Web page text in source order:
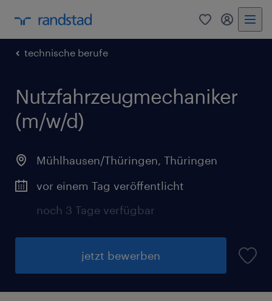
0 Mein
technische berufe
Nutzfahrzeugmechaniker
(m/w/d)
Mühlhausen/Thüringen, Thüringen
vor einem Tag veröffentlicht
noch 3 Tage verfügbar
jetzt bewerben